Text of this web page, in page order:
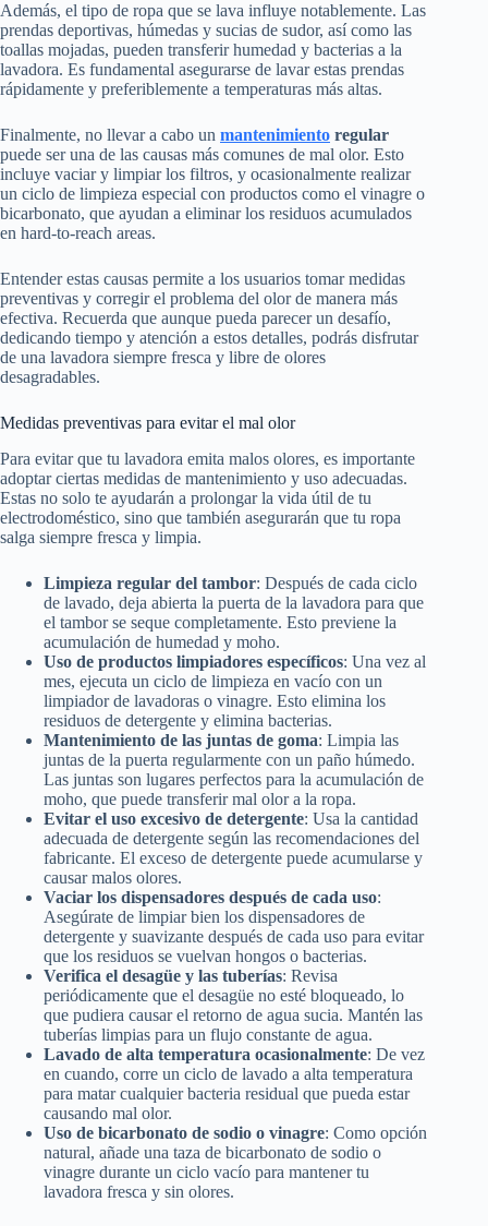
Además, el tipo de ropa que se lava influye notablemente. Las
prendas deportivas, húmedas y sucias de sudor, así como las
toallas mojadas, pueden transferir humedad y bacterias a la
lavadora. Es fundamental asegurarse de lavar estas prendas
rápidamente y preferiblemente a temperaturas más altas.
Finalmente, no llevar a cabo un mantenimiento regular
puede ser una de las causas más comunes de mal olor. Esto
incluye vaciar y limpiar los filtros, y ocasionalmente realizar
un ciclo de limpieza especial con productos como el vinagre o
bicarbonato, que ayudan a eliminar los residuos acumulados
en hard-to-reach areas.
Entender estas causas permite a los usuarios tomar medidas
preventivas y corregir el problema del olor de manera más
efectiva. Recuerda que aunque pueda parecer un desafío,
dedicando tiempo y atención a estos detalles, podrás disfrutar
de una lavadora siempre fresca y libre de olores
desagradables.
Medidas preventivas para evitar el mal olor
Para evitar que tu lavadora emita malos olores, es importante
adoptar ciertas medidas de mantenimiento y uso adecuadas.
Estas no solo te ayudarán a prolongar la vida útil de tu
electrodoméstico, sino que también asegurarán que tu ropa
salga siempre fresca y limpia.
Limpieza regular del tambor: Después de cada ciclo
de lavado, deja abierta la puerta de la lavadora para que
el tambor se seque completamente. Esto previene la
acumulación de humedad y moho.
Uso de productos limpiadores específicos: Una vez al
mes, ejecuta un ciclo de limpieza en vacío con un
limpiador de lavadoras o vinagre. Esto elimina los
residuos de detergente y elimina bacterias.
Mantenimiento de las juntas de goma: Limpia las
juntas de la puerta regularmente con un paño húmedo.
Las juntas son lugares perfectos para la acumulación de
moho, que puede transferir mal olor a la ropa.
Evitar el uso excesivo de detergente: Usa la cantidad
adecuada de detergente según las recomendaciones del
fabricante. El exceso de detergente puede acumularse y
causar malos olores.
Vaciar los dispensadores después de cada uso:
Asegúrate de limpiar bien los dispensadores de
detergente y suavizante después de cada uso para evitar
que los residuos se vuelvan hongos o bacterias.
Verifica el desagüe y las tuberías: Revisa
periódicamente que el desagüe no esté bloqueado, lo
que pudiera causar el retorno de agua sucia. Mantén las
tuberías limpias para un flujo constante de agua.
Lavado de alta temperatura ocasionalmente: De vez
en cuando, corre un ciclo de lavado a alta temperatura
para matar cualquier bacteria residual que pueda estar
causando mal olor.
Uso de bicarbonato de sodio o vinagre: Como opción
natural, añade una taza de bicarbonato de sodio o
vinagre durante un ciclo vacío para mantener tu
lavadora fresca y sin olores.